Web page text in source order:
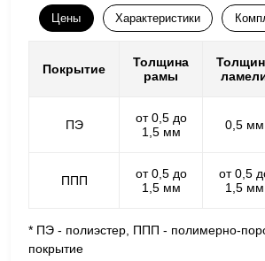
Цены Характеристики
Покрытие
Толщина
рамы
ПЭ
от 0,5 до
1,5 мм
0,5 мм
ППП
от 0,5 до
1,5 мм
от 0,5
1,5 мм
* ПЭ - полиэстер, ППП - полимерно-
покрытие